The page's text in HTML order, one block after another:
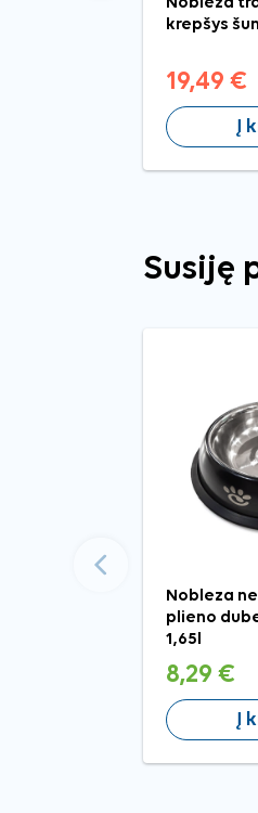
krepšys
19,49 €
Į
Susiję
Nobleza
plieno
1,65l
8,29 €
Į